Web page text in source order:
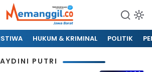
HUKUM & KRIMINAL POLITIK
PUTRI